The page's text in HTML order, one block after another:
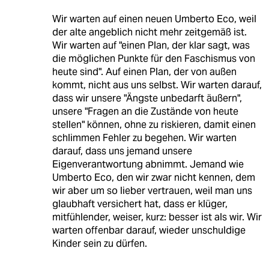
Wir warten auf einen neuen Umberto Eco, weil
der alte angeblich nicht mehr zeitgemäß ist.
Wir warten auf "einen Plan, der klar sagt, was
die möglichen Punkte für den Faschismus von
heute sind". Auf einen Plan, der von außen
kommt, nicht aus uns selbst. Wir warten darauf,
dass wir unsere "Ängste unbedarft äußern",
unsere "Fragen an die Zustände von heute
stellen" können, ohne zu riskieren, damit einen
schlimmen Fehler zu begehen. Wir warten
darauf, dass uns jemand unsere
Eigenverantwortung abnimmt. Jemand wie
Umberto Eco, den wir zwar nicht kennen, dem
wir aber um so lieber vertrauen, weil man uns
glaubhaft versichert hat, dass er klüger,
mitfühlender, weiser, kurz: besser ist als wir. Wir
warten offenbar darauf, wieder unschuldige
Kinder sein zu dürfen.